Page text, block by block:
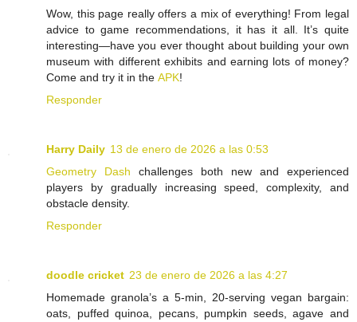
Wow, this page really offers a mix of everything! From legal
advice to game recommendations, it has it all. It’s quite
interesting—have you ever thought about building your own
museum with different exhibits and earning lots of money?
Come and try it in the APK!
Responder
Harry Daily 13 de enero de 2026 a las 0:53
Geometry Dash challenges both new and experienced
players by gradually increasing speed, complexity, and
obstacle density.
Responder
doodle cricket 23 de enero de 2026 a las 4:27
Homemade granola’s a 5-min, 20-serving vegan bargain:
oats, puffed quinoa, pecans, pumpkin seeds, agave and